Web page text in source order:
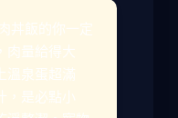
丼飯的你一定
肉量給得大
溫泉蛋超滿
，是必點小